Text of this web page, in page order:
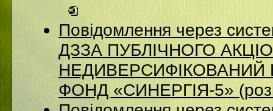
Повідомлення через
ДЗЗА ПУБЛІЧНОГО
НЕДИВЕРСИФІКОВАНИЙ
ФОНД «СИНЕРГІЯ-5»